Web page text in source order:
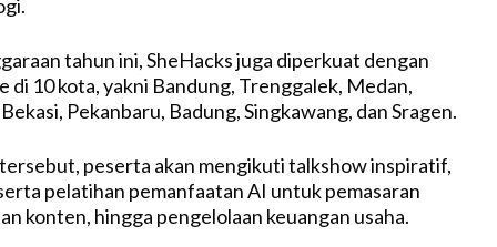
tahun ini, SheHacks juga diperkuat dengan
10 kota, yakni Bandung, Trenggalek, Medan,
Pekanbaru, Badung, Singkawang, dan Sragen.
peserta akan mengikuti talkshow inspiratif,
pelatihan pemanfaatan AI untuk pemasaran
konten, hingga pengelolaan keuangan usaha.